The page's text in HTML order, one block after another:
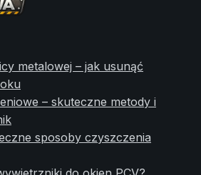
metalowej – jak usunąć
– skuteczne metody i
sposoby czyszczenia